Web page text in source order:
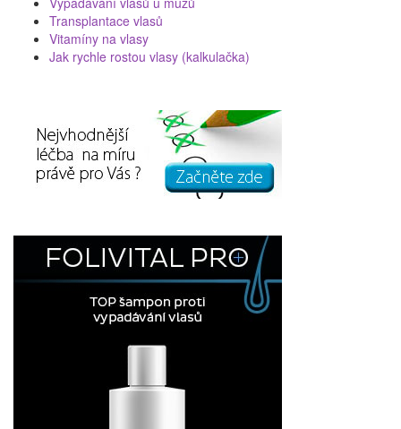
Transplantace vlasů
Vitamíny na vlasy
Jak rychle rostou vlasy (kalkulačka)